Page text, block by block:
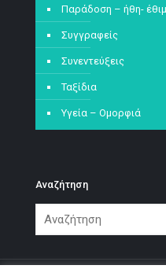
Παράδοση – ήθη-
Συγγραφείς
Συνεντεύξεις
Ταξίδια
Υγεία – Ομορφιά
Αναζήτηση